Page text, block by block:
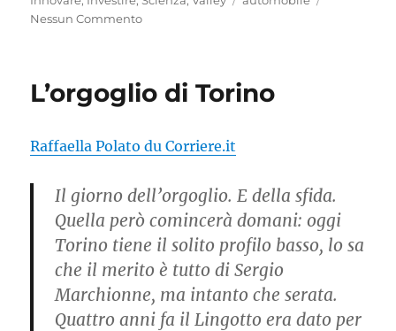
Nessun Commento
L’orgoglio di Torino
Raffaella Polato du Corriere.it
Il giorno dell’orgoglio. E della sfida.
Quella però comincerà doma­ni: oggi
Torino tiene il solito profilo basso, lo sa
che il merito è tutto di Ser­gio
Marchionne, ma intan­to che serata.
Quattro anni fa il Lingotto era dato per